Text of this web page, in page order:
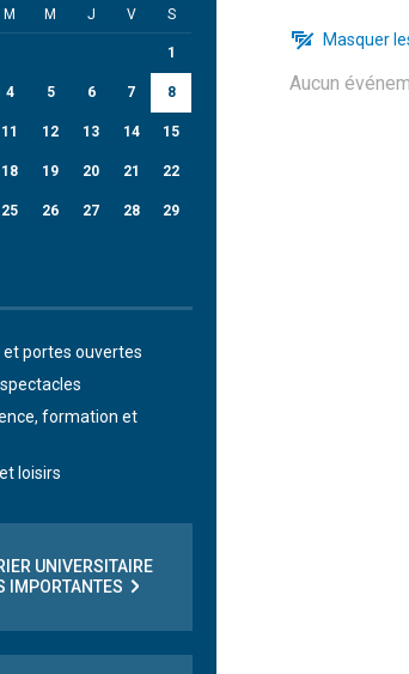
Masquer
Aucun
M M J V S
1
4 5 6 7 8
11 12 13 14 15
18 19 20 21 22
25 26 27 28 29
et portes ouvertes
formation et
loisirs
UNIVERSITAIRE
IMPORTANTES